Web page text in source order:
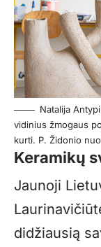
Natalija
vidinius žmogaus
kurti. P. Židonio
Keramikų
Jaunoji
didžiausią